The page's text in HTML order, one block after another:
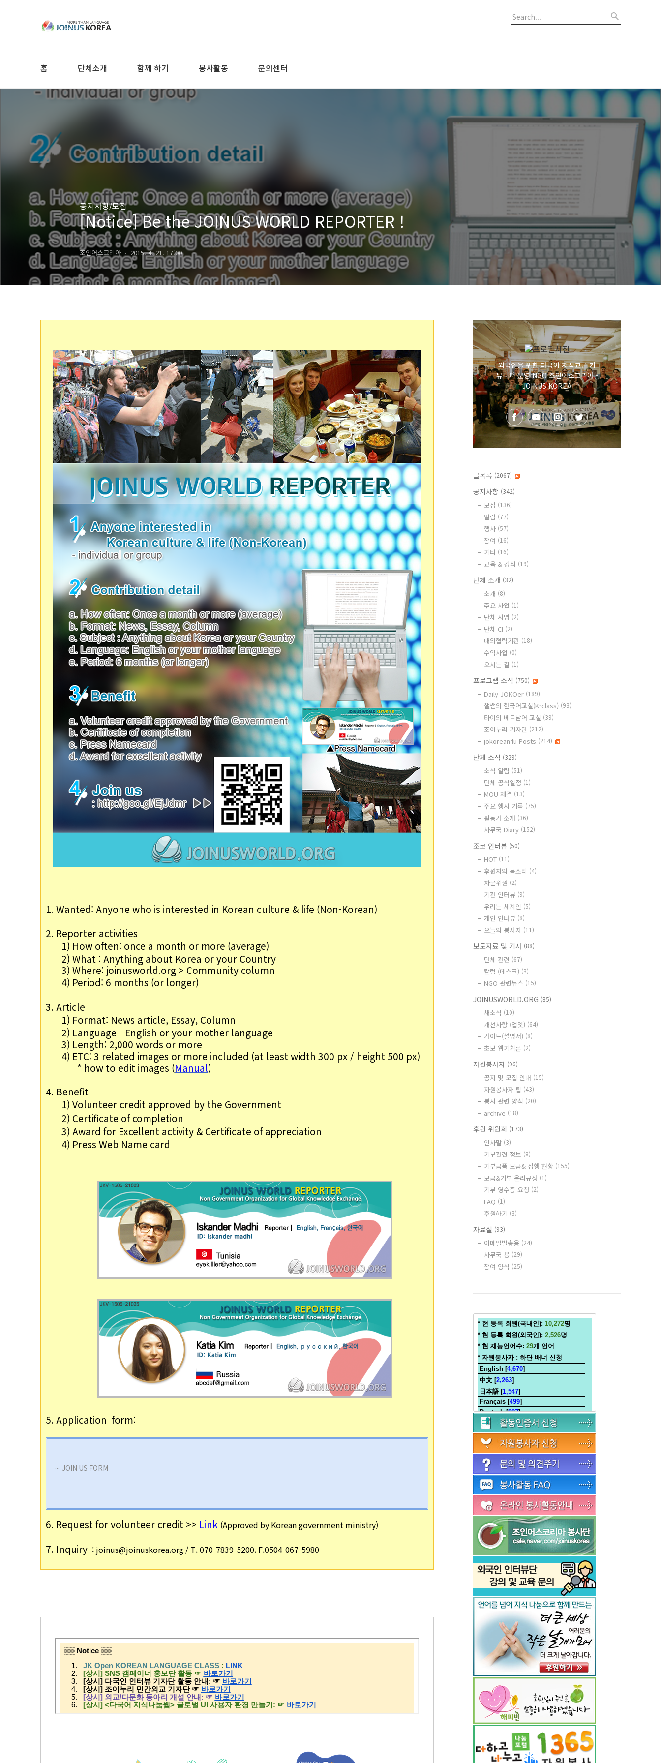
홈 단체소개 함께 하기 봉사활동 문의센터
공지사항/모집
[Notice] Be the JOINUS WORLD REPORTER !
조인어스코리아 2015. 4. 21. 17:00
1. Wanted: Anyone who is interested in Korean culture & life (Non-Korean)
2. Reporter activities
1) How often: once a month or more (average)
2) What : Anything about Korea or your Country
3) Where: joinusworld.org > Community column
4) Period: 6 months (or longer)
3. Article
1) Format: News article, Essay, Column
2) Language - English or your mother language
3) Length: 2,000 words or more
4) ETC: 3 related images or more included (at least width 300 px / height 500 px)
* how to edit images (Manual)
4. Benefit
1) Volunteer credit approved by the Government
2) Certificate of completion
3) Award for Excellent activity & Certificate of appreciation
4) Press Web Name card
5. Application  form:
JOIN US FORM
6. Request for volunteer credit >> Link (Approved by Korean government ministry)
7. Inquiry : joinus@joinuskorea.org / T. 070-7839-5200. F.0504-067-5980
외국인을 위한 다국어 지식교류 커
뮤니티 운영 NGO 조인어스코리아 -
JOINUS KOREA
글목록 (2067)
공지사항 (342)
모집 (136)
알림 (77)
행사 (57)
참여 (16)
기타 (16)
교육 & 강좌 (19)
단체 소개 (32)
소개 (8)
주요 사업 (1)
단체 사명 (2)
단체 CI (2)
대외협력기관 (18)
수익사업 (0)
오시는 길 (1)
프로그램 소식 (750)
Daily JOKOer (189)
챌쌤의 한국어교실(K-class) (93)
타이의 베트남어 교실 (39)
조이누리 기자단 (212)
jokorean4u Posts (214)
단체 소식 (329)
소식 알림 (51)
단체 공식일정 (1)
MOU 체결 (13)
주요 행사 기록 (75)
활동가 소개 (36)
사무국 Diary (152)
조코 인터뷰 (50)
HOT (11)
후원자의 목소리 (4)
자문위원 (2)
기관 인터뷰 (9)
우리는 세계인 (5)
개인 인터뷰 (8)
오늘의 봉사자 (11)
보도자료 및 기사 (88)
단체 관련 (67)
칼럼 (데스크) (3)
NGO 관련뉴스 (15)
JOINUSWORLD.ORG (85)
새소식 (10)
개선사항 (업뎃) (64)
가이드(설명서) (8)
초보 웹기획론 (2)
자원봉사자 (96)
공지 및 모집 안내 (15)
자원봉사자 팁 (43)
봉사 관련 양식 (20)
archive (18)
후원 위원회 (173)
인사말 (3)
기부관련 정보 (8)
기부금품 모금& 집행 현황 (155)
모금&기부 윤리규정 (1)
기부 영수증 요청 (2)
FAQ (1)
후원하기 (3)
자료실 (93)
이메일발송용 (24)
사무국 용 (29)
참여 양식 (25)